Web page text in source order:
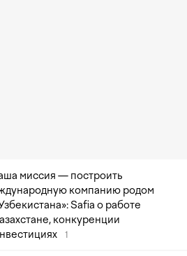
миссия — построить
компанию родом
Safia о работе
конкуренции
1